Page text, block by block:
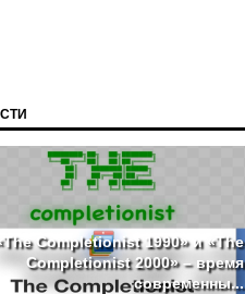
Completionist 1990» и «The
Completionist 2000» – время
современны...